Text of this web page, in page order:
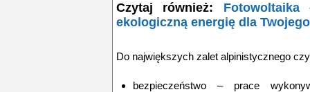
Czytaj również:
ekologiczną energię dla
Do największych zalet alpinistycznego
bezpieczeństwo – prace